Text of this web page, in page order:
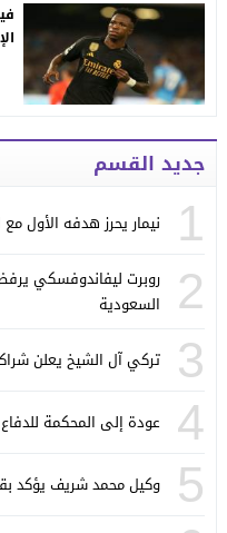
جديد القسم
1 نيمار يحرز هدفه الأول
2
روبرت ليفاندوفسكي
السعودية
3 تركي آل الشيخ يعلن
4 عودة إلى المحكمة
5 وكيل محمد شريف يؤكد